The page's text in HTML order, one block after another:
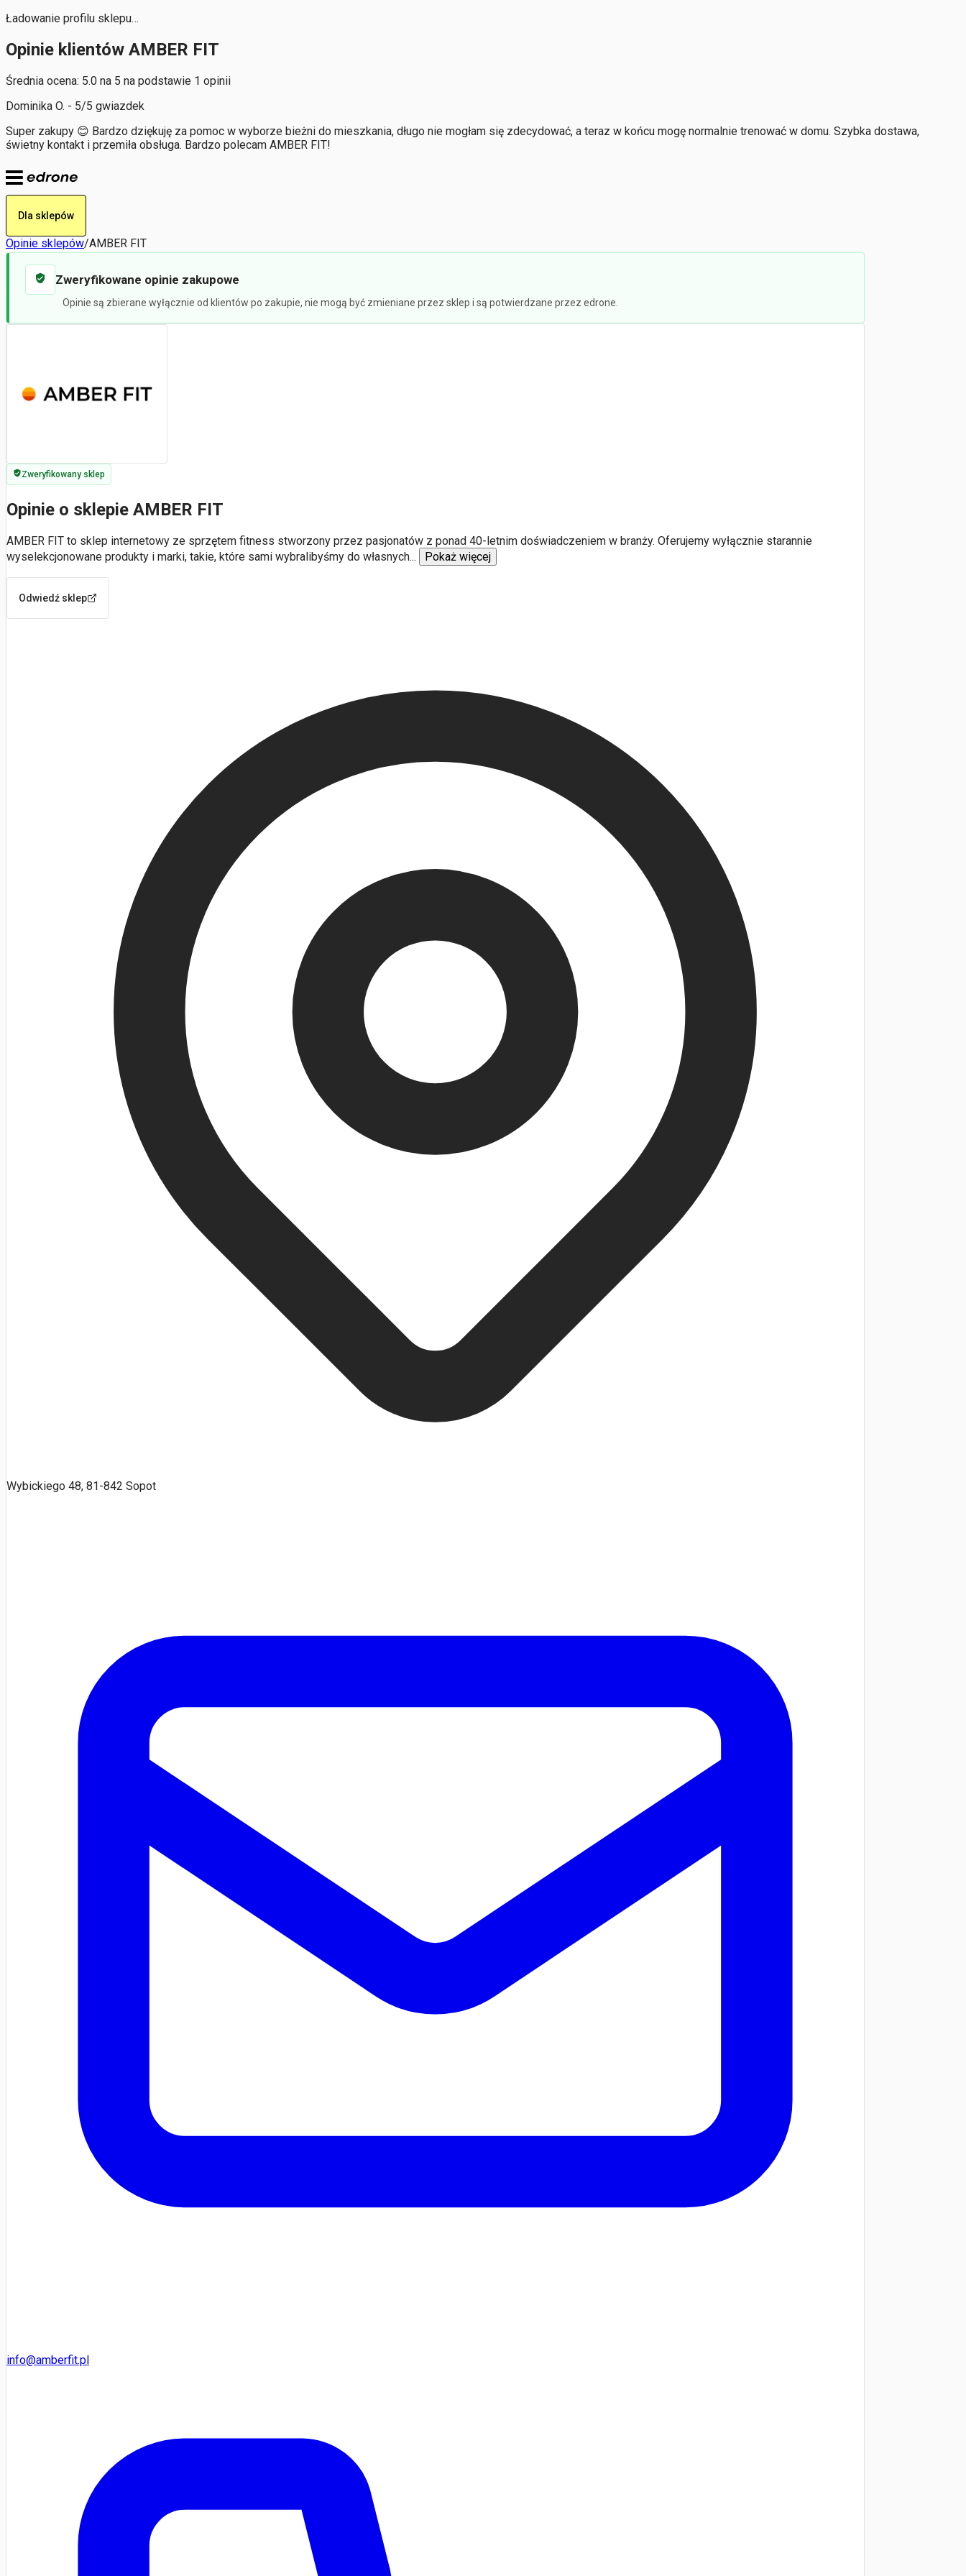
Ładowanie profilu sklepu…
Opinie klientów AMBER FIT
Średnia ocena: 5.0 na 5 na podstawie 1 opinii
Dominika O. - 5/5 gwiazdek
Super zakupy 😊 Bardzo dziękuję za pomoc w wyborze bieżni do mieszkania, długo nie mogłam się zdecydować, a teraz w końcu mogę normalnie trenować w domu. Szybka dostawa,
świetny kontakt i przemiła obsługa. Bardzo polecam AMBER FIT!
Dla sklepów
Opinie sklepów/AMBER FIT
Zweryfikowane opinie zakupowe
Opinie są zbierane wyłącznie od klientów po zakupie, nie mogą być zmieniane przez sklep i są potwierdzane przez edrone.
Zweryfikowany sklep
Opinie o sklepie AMBER FIT
AMBER FIT to sklep internetowy ze sprzętem fitness stworzony przez pasjonatów z ponad 40-letnim doświadczeniem w branży. Oferujemy wyłącznie starannie
wyselekcjonowane produkty i marki, takie, które sami wybralibyśmy do własnych... Pokaż więcej
Odwiedź sklep
Wybickiego 48, 81-842 Sopot
info@amberfit.pl